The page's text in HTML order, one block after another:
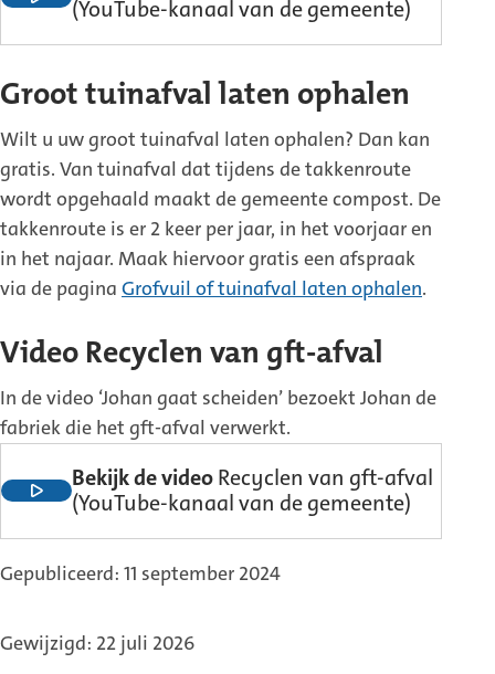
(YouTube-kanaal van de gemeente)
Groot tuinafval laten ophalen
Wilt u uw groot tuinafval laten ophalen? Dan kan
gratis. Van tuinafval dat tijdens de takkenroute
wordt opgehaald maakt de gemeente compost. De
takkenroute is er 2 keer per jaar, in het voorjaar en
in het najaar. Maak hiervoor gratis een afspraak
via de pagina Grofvuil of tuinafval laten ophalen.
Video Recyclen van gft-afval
In de video ‘Johan gaat scheiden’ bezoekt Johan de
fabriek die het gft-afval verwerkt.
Bekijk de videoRecyclen van gft-afval
(YouTube-kanaal van de gemeente)
Gepubliceerd: 11 september 2024
Gewijzigd: 22 juli 2026